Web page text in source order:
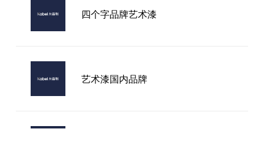
四个字品牌艺术漆
艺术漆国内品牌